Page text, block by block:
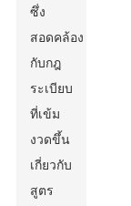
ซึ่ง
สอดคล้อง
กับกฎ
ระเบียบ
ที่เข้ม
งวดขึ้น
เกี่ยวกับ
สูตร